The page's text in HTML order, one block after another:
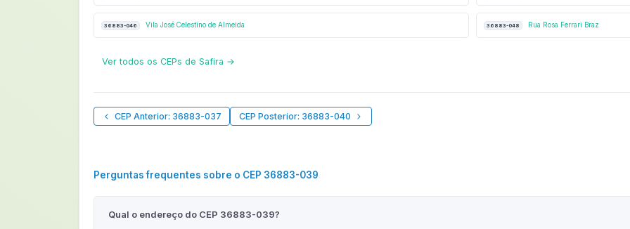
36883-046 Vila José Celestino de Almeida 36883-048 Rua Rosa Ferrari Braz
Ver todos os CEPs de Safira →
CEP Anterior: 36883-037 CEP Posterior: 36883-040
Perguntas frequentes sobre o CEP 36883-039
Qual o endereço do CEP 36883-039?